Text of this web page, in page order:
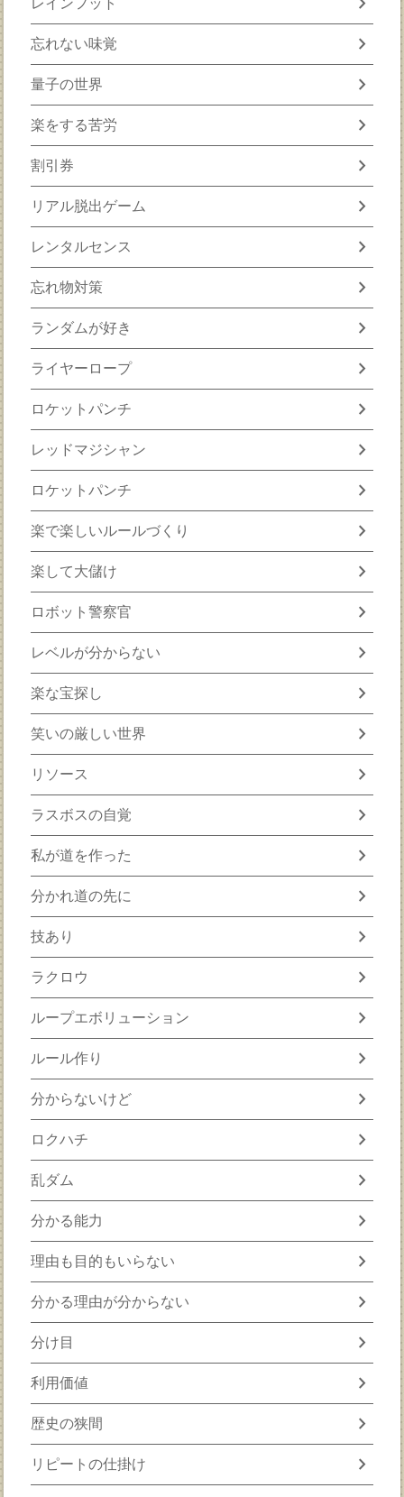
忘れない味覚 chevron_right
量子の世界 chevron_right
楽をする苦労 chevron_right
割引券 chevron_right
リアル脱出ゲーム chevron_right
レンタルセンス chevron_right
忘れ物対策 chevron_right
ランダムが好き chevron_right
ライヤーロープ chevron_right
ロケットパンチ chevron_right
レッドマジシャン chevron_right
ロケットパンチ chevron_right
楽で楽しいルールづくり chevron_right
楽して大儲け chevron_right
ロボット警察官 chevron_right
レベルが分からない chevron_right
楽な宝探し chevron_right
笑いの厳しい世界 chevron_right
リソース chevron_right
ラスボスの自覚 chevron_right
私が道を作った chevron_right
分かれ道の先に chevron_right
技あり chevron_right
ラクロウ chevron_right
ループエボリューション chevron_right
ルール作り chevron_right
分からないけど chevron_right
ロクハチ chevron_right
乱ダム chevron_right
分かる能力 chevron_right
理由も目的もいらない chevron_right
分かる理由が分からない chevron_right
分け目 chevron_right
利用価値 chevron_right
歴史の狭間 chevron_right
リピートの仕掛け chevron_right